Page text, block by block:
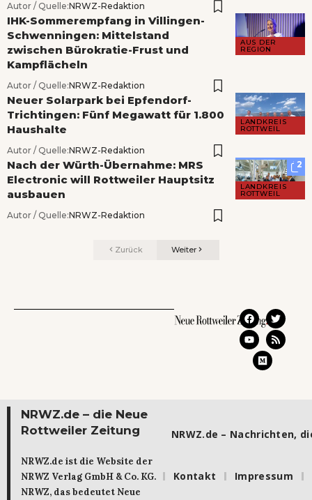
Autor / Quelle:NRWZ-Redaktion
AUS DER
REGION
IHK-Sommerempfang in Villingen-
Schwenningen: Mittelstand
zwischen Bürokratie-Frust und
Kampflächeln
Autor / Quelle:NRWZ-Redaktion
LANDKREIS
ROTTWEIL
Neuer Solarpark bei Epfendorf-
Trichtingen: Fünf Megawatt für 1.800
Haushalte
Autor / Quelle:NRWZ-Redaktion
2
LANDKREIS
ROTTWEIL
Nach der Würth-Übernahme: MRS
Electronic will Rottweiler Hauptsitz
ausbauen
Autor / Quelle:NRWZ-Redaktion
Zurück Weiter
NRWZ.de – die Neue
Rottweiler Zeitung
NRWZ.de ist die Website der
NRWZ Verlag GmbH & Co. KG.
NRWZ, das bedeutet Neue
NRWZ.de – Nachrichten,
Kontakt Impressum